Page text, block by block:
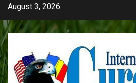
Skip
content
August 3, 2026